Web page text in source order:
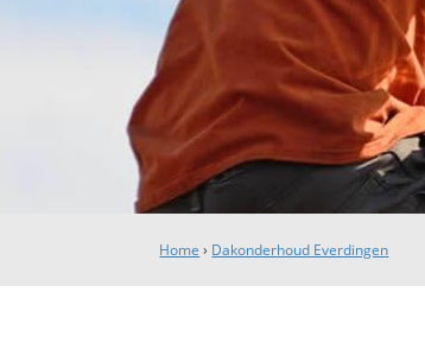
Home › Dakonderhoud Everdingen